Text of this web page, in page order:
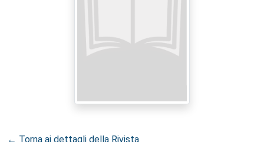
← Torna ai dettagli della Rivista